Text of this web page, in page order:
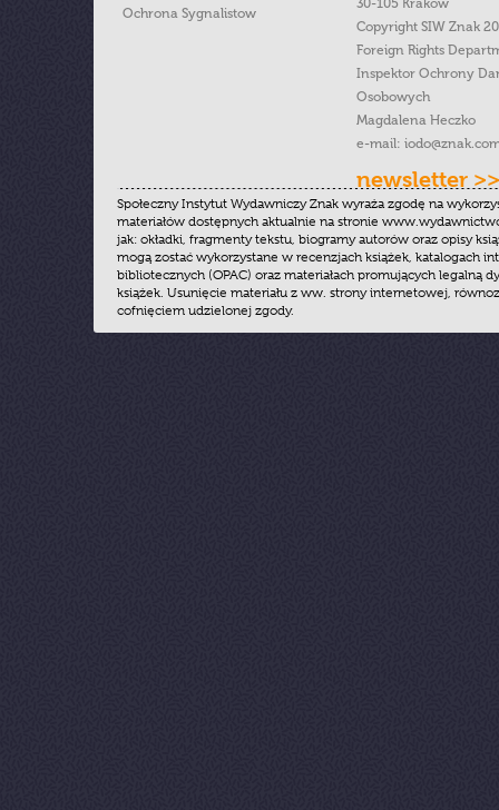
Ochrona Sygnalistow
30-105 Kraków
Copyright SIW Znak
Foreign Rights
Inspektor Ochrony
Osobowych
Magdalena Heczko
e-mail:
newsletter >>
Społeczny Instytut Wydawniczy Znak wyraża zgodę na
materiałów dostępnych aktualnie na stronie
jak: okładki, fragmenty tekstu, biogramy autorów oraz opisy
mogą zostać wykorzystane w recenzjach książek, katalogach
bibliotecznych (OPAC) oraz materiałach promujących legalną
książek. Usunięcie materiału z ww. strony internetowej,
cofnięciem udzielonej zgody.